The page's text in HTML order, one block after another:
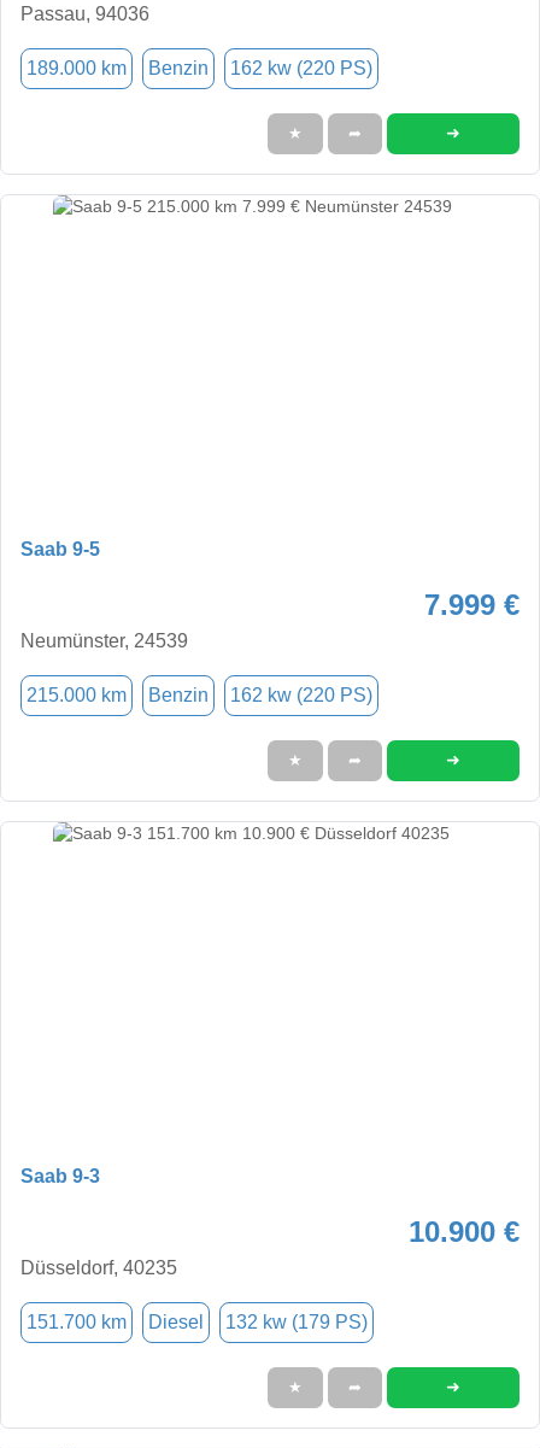
Passau, 94036
189.000 km Benzin 162 kw (220 PS)
★ ➦ ➜
Saab 9-5
7.999 €
Neumünster, 24539
215.000 km Benzin 162 kw (220 PS)
★ ➦ ➜
Saab 9-3
10.900 €
Düsseldorf, 40235
151.700 km Diesel 132 kw (179 PS)
★ ➦ ➜